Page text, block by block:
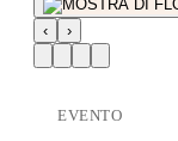
‹ ›
EVENTO